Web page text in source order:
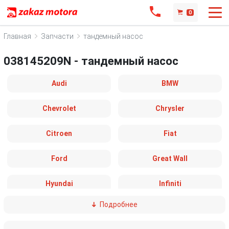
0
Главная Запчасти тандемный насос
038145209N - тандемный насос
Audi BMW
Chevrolet Chrysler
Citroen Fiat
Ford Great Wall
Hyundai Infiniti
Подробнее